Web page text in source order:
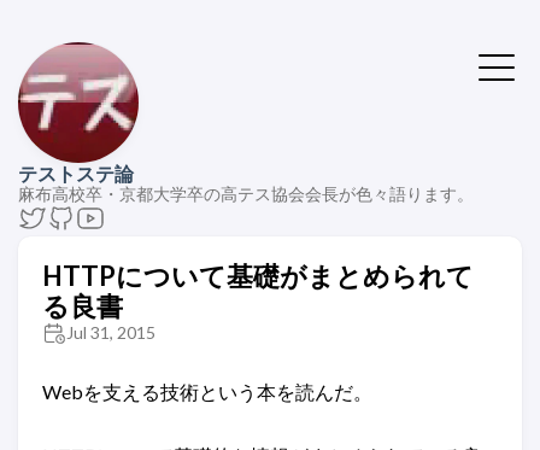
テストステ論
麻布高校卒・京都大学卒の高テス協会会長が色々語ります。
HTTPについて基礎がまとめられて
る良書
Jul 31, 2015
Webを支える技術という本を読んだ。